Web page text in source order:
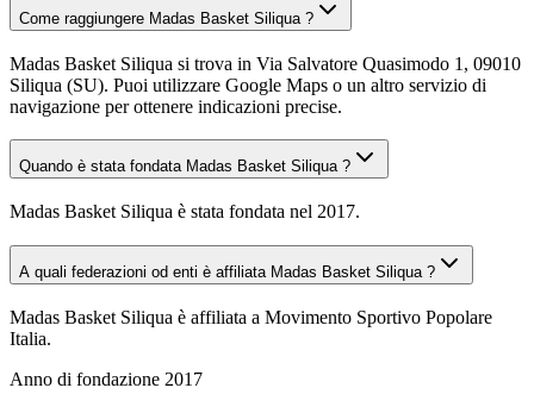
Come raggiungere Madas Basket Siliqua ?
Madas Basket Siliqua si trova in Via Salvatore Quasimodo 1, 09010
Siliqua (SU). Puoi utilizzare Google Maps o un altro servizio di
navigazione per ottenere indicazioni precise.
Quando è stata fondata Madas Basket Siliqua ?
Madas Basket Siliqua è stata fondata nel 2017.
A quali federazioni od enti è affiliata Madas Basket Siliqua ?
Madas Basket Siliqua è affiliata a Movimento Sportivo Popolare
Italia.
Anno di fondazione 2017